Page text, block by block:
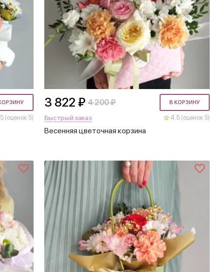
(оценок 5)
3 822 ₽ 4 200 ₽ В КОРЗИНУ
Быстрый заказ 4.5 (оценок 5)
Весенняя цветочная корзина